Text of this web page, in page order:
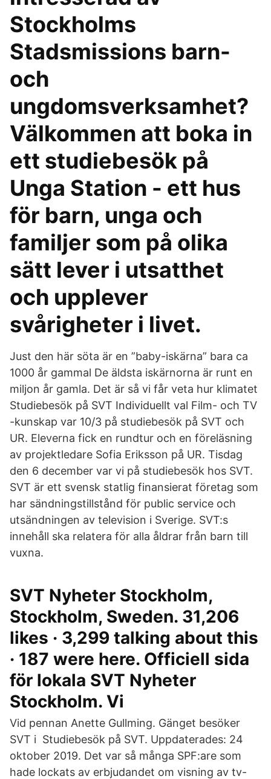
Stockholms
Stadsmissions barn-
och
ungdomsverksamhet?
Välkommen att boka in
ett studiebesök på
Unga Station - ett hus
för barn, unga och
familjer som på olika
sätt lever i utsatthet
och upplever
svårigheter i livet.
Just den här söta är en ”baby-iskärna” bara ca
1000 år gammal De äldsta iskärnorna är runt en
miljon år gamla. Det är så vi får veta hur klimatet
Studiebesök på SVT Individuellt val Film- och TV
-kunskap var 10/3 på studiebesök på SVT och
UR. Eleverna fick en rundtur och en föreläsning
av projektledare Sofia Eriksson på UR. Tisdag
den 6 december var vi på studiebesök hos SVT.
SVT är ett svensk statlig finansierat företag som
har sändningstillstånd för public service och
utsändningen av television i Sverige. SVT:s
innehåll ska relatera för alla åldrar från barn till
vuxna.
SVT Nyheter Stockholm,
Stockholm, Sweden. 31,206
likes · 3,299 talking about this
· 187 were here. Officiell sida
för lokala SVT Nyheter
Stockholm. Vi
Vid pennan Anette Gullming. Gänget besöker
SVT i Studiebesök på SVT. Uppdaterades: 24
oktober 2019. Det var så många SPF:are som
hade lockats av erbjudandet om visning av tv-